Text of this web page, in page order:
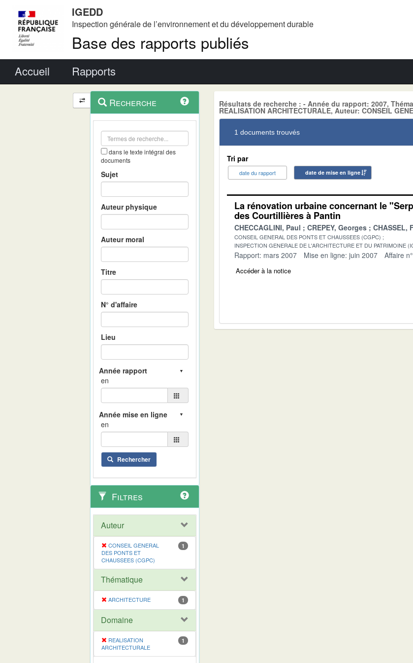
IGEDD
Inspection générale de l’environnement et du développement durable
Base des rapports publiés
Accueil Rapports
Navigation
et
outils
contextuel
Recherche
dans le texte intégral des
documents
Sujet
Auteur physique
Auteur moral
Titre
N° d'affaire
Lieu
en
en
Rechercher
Filtres
Auteur
CONSEIL GENERAL
DES PONTS ET
CHAUSSEES (CGPC)
1
Thématique
ARCHITECTURE 1
Domaine
REALISATION
ARCHITECTURALE
1
Résultats de recherche : - Année du rapport: 2007,
REALISATION ARCHITECTURALE, Auteur: CONSEIL
1 documents trouvés
Tri par
date du rapport date de mise en ligne
La rénovation urbaine concernant le
des Courtillières à Pantin
CHECCAGLINI, Paul CREPEY, Georges CHASSEL,
CONSEIL GENERAL DES PONTS ET CHAUSSEES (CGPC)
INSPECTION GENERALE DE L'ARCHITECTURE ET DU PATRIMOINE
Rapport: mars 2007 Mise en ligne: juin 2007 Affaire
Accéder à la notice